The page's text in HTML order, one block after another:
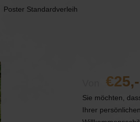
Alles fürTischdekoration
Poster Standardverleih
25,-
Sie möchten,
Ihrer